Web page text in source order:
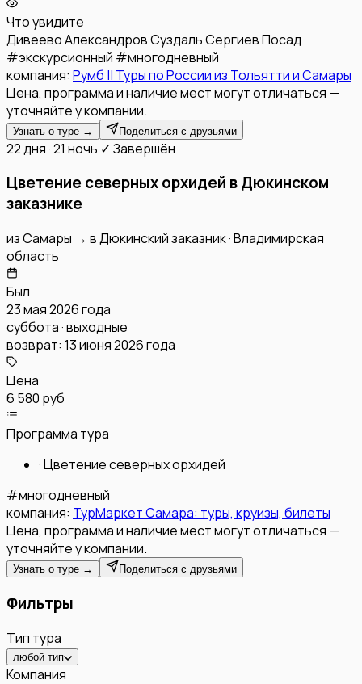
Что увидите
ДивеевоАлександровСуздальСергиев Посад
#экскурсионный #многодневный
компания: Румб || Туры по России из Тольятти и Самары
Цена, программа и наличие мест могут отличаться —
уточняйте у компании.
Узнать о туре → Поделиться с друзьями
22 дня · 21 ночь ✓ Завершён
Цветение северных орхидей в Дюкинском
заказнике
изСамары → вДюкинский заказник·Владимирская
область
Был
23 мая 2026 года
суббота · выходные
возврат: 13 июня 2026 года
Цена
6 580 руб
Программа тура
·Цветение северных орхидей
#многодневный
компания: ТурМаркет Самара: туры, круизы, билеты
Цена, программа и наличие мест могут отличаться —
уточняйте у компании.
Узнать о туре → Поделиться с друзьями
Фильтры
Тип тура
любой тип
Компания